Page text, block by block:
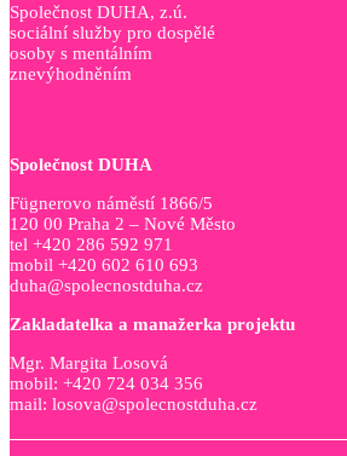
Společnost DUHA, z.ú.
sociální služby pro dospělé
osoby s mentálním
znevýhodněním
Společnost DUHA
Fügnerovo náměstí 1866/5
120 00 Praha 2 – Nové Město
tel +420 286 592 971
mobil +420 602 610 693
duha@spolecnostduha.cz
Zakladatelka a manažerka projektu
Mgr. Margita Losová
mobil: +420 724 034 356
mail: losova@spolecnostduha.cz